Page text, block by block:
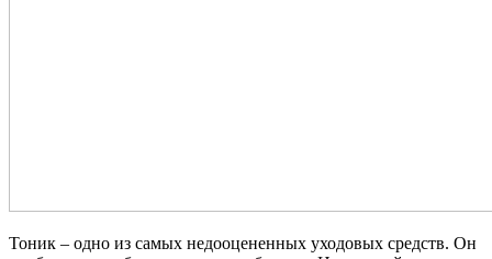
Тоник – одно из самых недооцененных уходовых средств. Он